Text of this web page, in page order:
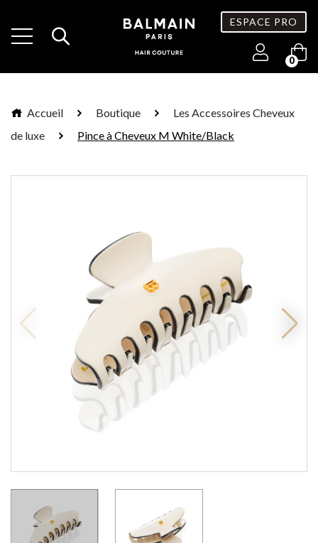
ESPACE PRO
0
Accueil Boutique
Les Accessoires Cheveux
de luxe
Pince à Cheveux M White/Black